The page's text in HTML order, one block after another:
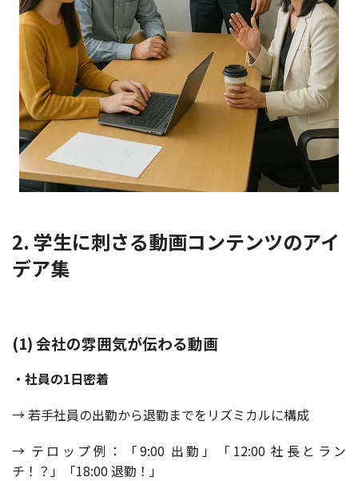
2. 学生に刺さる動画コンテンツのアイ
デア集
(1) 会社の雰囲気が伝わる動画
・社員の1日密着
→ 若手社員の出勤から退勤までをリズミカルに構成
→ テロップ例：「9:00 出勤」「12:00 社長とラン
チ！？」「18:00 退勤！」